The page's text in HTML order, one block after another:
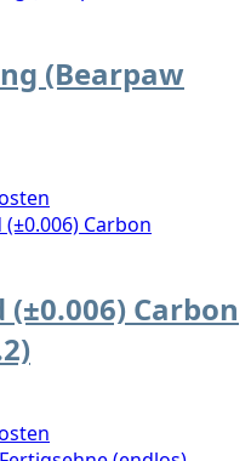
(Bearpaw
Carbon